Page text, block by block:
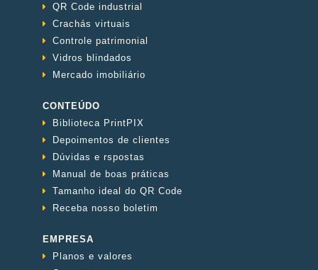
QR Code industrial
Crachás virtuais
Controle patrimonial
Vidros blindados
Mercado imobiliário
CONTEÚDO
Biblioteca PrintPIX
Depoimentos de clientes
Dúvidas e rspostas
Manual de boas práticas
Tamanho ideal do QR Code
Receba nosso boletim
EMPRESA
Planos e valores